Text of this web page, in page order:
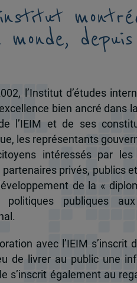
monde,
l’Institut d’études
bien ancré dans
l’IEIM et de ses
les représentants
intéressés par
partenaires privés, publics
de la «
politiques publiques
avec l’IEIM s’inscrit
de livrer au public une
s’inscrit également au